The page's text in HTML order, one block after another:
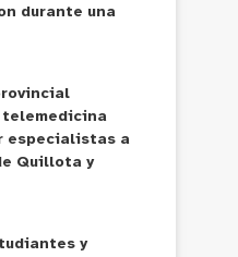
durante una
especialistas a
Quillota y
y